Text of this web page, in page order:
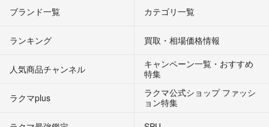
ブランド一覧 カテゴリ一覧
ランキング 買取・相場価格情報
人気商品チャンネル
キャンペーン一覧・おすすめ
特集
ラクマplus
ラクマ公式ショップ ファッシ
ョン特集